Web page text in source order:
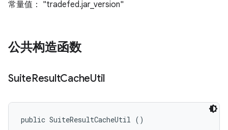
常量值： "tradefed.jar_version"
公共构造函数
SuiteResultCacheUtil
public SuiteResultCacheUtil ()